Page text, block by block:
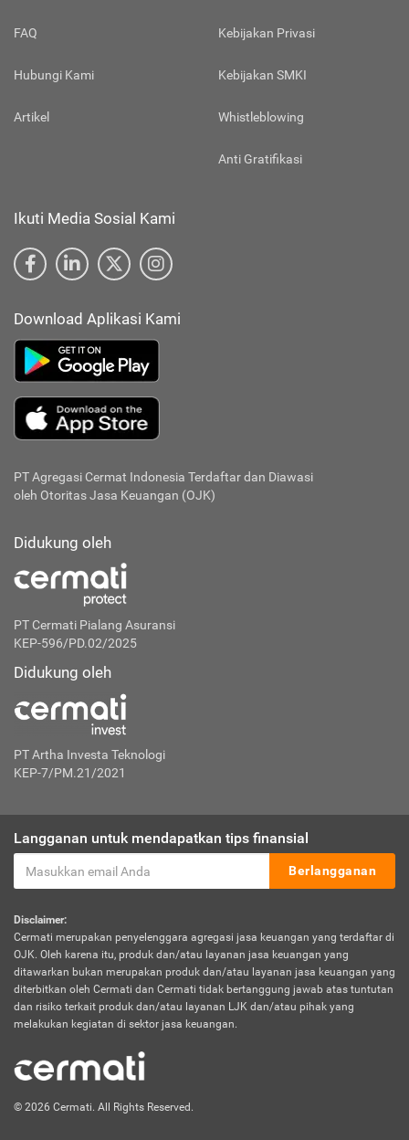
FAQ
Hubungi Kami
Artikel
Kebijakan Privasi
Kebijakan SMKI
Whistleblowing
Anti Gratifikasi
Ikuti Media Sosial Kami
Download Aplikasi Kami
PT Agregasi Cermat Indonesia Terdaftar dan Diawasi
oleh Otoritas Jasa Keuangan (OJK)
Didukung oleh
PT Cermati Pialang Asuransi
KEP-596/PD.02/2025
Didukung oleh
PT Artha Investa Teknologi
KEP-7/PM.21/2021
Langganan untuk mendapatkan tips finansial
Berlangganan
Disclaimer:
Cermati merupakan penyelenggara agregasi jasa keuangan yang terdaftar di
OJK. Oleh karena itu, produk dan/atau layanan jasa keuangan yang
ditawarkan bukan merupakan produk dan/atau layanan jasa keuangan yang
diterbitkan oleh Cermati dan Cermati tidak bertanggung jawab atas tuntutan
dan risiko terkait produk dan/atau layanan LJK dan/atau pihak yang
melakukan kegiatan di sektor jasa keuangan.
© 2026 Cermati. All Rights Reserved.